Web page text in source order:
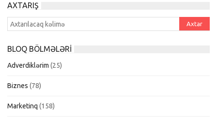
AXTARIŞ
BLOQ BÖLMƏLƏRI
Adverdiklərim (25)
Biznes (78)
Marketinq (158)